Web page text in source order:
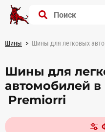
Шины Шины для легковых
Шины для
автомобилей
Premiorri